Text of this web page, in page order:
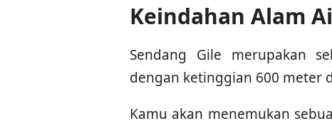
Keindahan Alam
Sendang Gile merupakan
dengan ketinggian 600 meter
Kamu akan menemukan